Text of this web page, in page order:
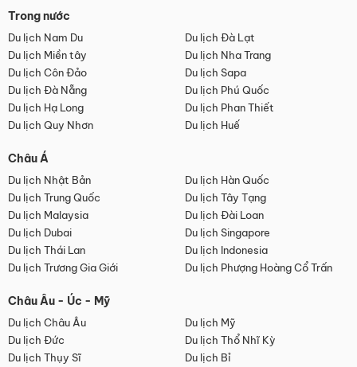
Trong nước
Du lịch Nam Du
Du lịch Đà Lạt
Du lịch Miền tây
Du lịch Nha Trang
Du lịch Côn Đảo
Du lịch Sapa
Du lịch Đà Nẵng
Du lịch Phú Quốc
Du lịch Hạ Long
Du lịch Phan Thiết
Du lịch Quy Nhơn
Du lịch Huế
Châu Á
Du lịch Nhật Bản
Du lịch Hàn Quốc
Du lịch Trung Quốc
Du lịch Tây Tạng
Du lịch Malaysia
Du lịch Đài Loan
Du lịch Dubai
Du lịch Singapore
Du lịch Thái Lan
Du lịch Indonesia
Du lịch Trương Gia Giới
Du lịch Phượng Hoàng Cổ Trấn
Châu Âu - Úc - Mỹ
Du lịch Châu Âu
Du lịch Mỹ
Du lịch Đức
Du lịch Thổ Nhĩ Kỳ
Du lịch Thụy Sĩ
Du lịch Bỉ